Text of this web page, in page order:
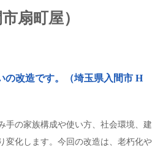
扇町屋）
の改造です。（埼玉県入間市 H
手の家族構成や使い方、社会環境、建
変化します。今回の改造は、老朽化や